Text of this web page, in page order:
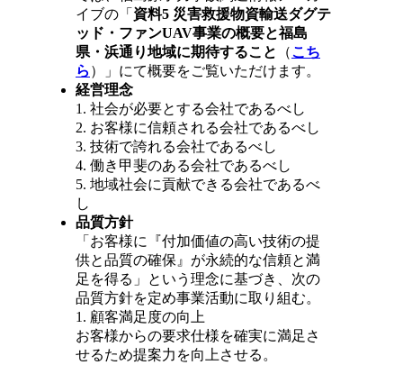
イブの「 資料5 災害救援物資輸送ダグテ
ッド・ファンUAV事業の概要と福島
県・浜通り地域に期待すること
（こち
ら ）」にて概要をご覧いただけます。
経営理念
1. 社会が必要とする会社であるべし
2. お客様に信頼される会社であるべし
3. 技術で誇れる会社であるべし
4. 働き甲斐のある会社であるべし
5. 地域社会に貢献できる会社であるべ
し
品質方針
「お客様に『付加価値の高い技術の提
供と品質の確保』が永続的な信頼と満
足を得る」という理念に基づき、次の
品質方針を定め事業活動に取り組む。
1. 顧客満足度の向上
お客様からの要求仕様を確実に満足さ
せるため提案力を向上させる。